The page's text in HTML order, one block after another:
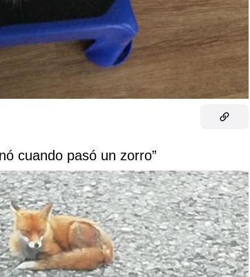
cuando pasó un zorro”